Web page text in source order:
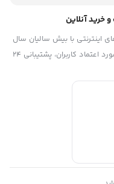
های اینترنتی با بیش سالیان سال
تجربه، با پایبندی به سه اصل، پرداخت امن و مورد اعتماد کاربران، پشتیبانی 24
با فروشگاه‌های معتبر
تبدیل شود. به محض ورود به
رو می‌شوید! هر آنچه که نیاز دارید و به
از همراهی و اعتماد